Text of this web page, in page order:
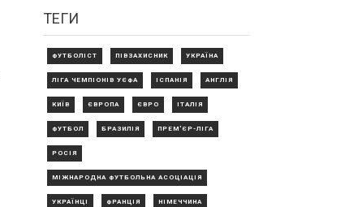
ТЕГИ
ФУТБОЛІСТ ПІВЗАХИСНИК УКРАЇНА
ЛІГА ЧЕМПІОНІВ УЄФА ІСПАНІЯ АНГЛІЯ
КИЇВ ЄВРОПА ЄВРО ІТАЛІЯ
ФУТБОЛ БРАЗИЛІЯ ПРЕМ'ЄР-ЛІГА
РОСІЯ
МІЖНАРОДНА ФУТБОЛЬНА АСОЦІАЦІЯ
УКРАЇНЦІ ФРАНЦІЯ НІМЕЧЧИНА